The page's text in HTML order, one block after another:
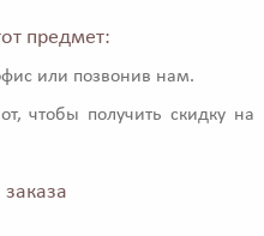
предмет:
или позвонив нам.
чтобы получить скидку на